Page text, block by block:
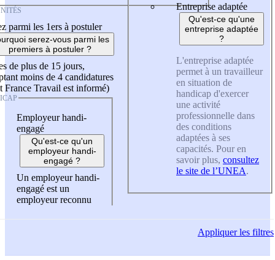
parmi les 1ers à postuler
serez-vous parmi les
premiers à postuler ?
de plus de 15 jours,
moins de 4 candidatures
France Travail est informé)
Employeur handi-
engagé
Qu'est-ce qu'un
employeur handi-
engagé ?
Un employeur handi-
engagé est un
employeur reconnu
Entreprise adaptée
Qu'est-ce qu'une
entreprise adaptée
?
L'entreprise adaptée
permet à un travailleur
en situation de
handicap d'exercer
une activité
professionnelle dans
des conditions
adaptées à ses
capacités. Pour en
savoir plus, consultez
le site de l’UNEA.
Appliquerles filtres